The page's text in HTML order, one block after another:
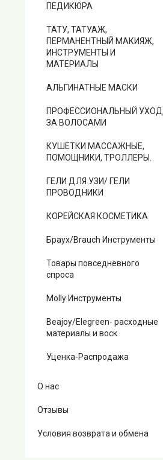
ПЕДИКЮРА
ТАТУ, ТАТУАЖ,
ПЕРМАНЕНТНЫЙ МАКИЯЖ,
ИНСТРУМЕНТЫ И
МАТЕРИАЛЫ
АЛЬГИНАТНЫЕ МАСКИ
ПРОФЕССИОНАЛЬНЫЙ УХОД
ЗА ВОЛОСАМИ
КУШЕТКИ МАССАЖНЫЕ,
ПОМОЩНИКИ, ТРОЛЛЕРЫ.
ГЕЛИ ДЛЯ УЗИ/ ГЕЛИ
ПРОВОДНИКИ
КОРЕЙСКАЯ КОСМЕТИКА
Браух/Brauch Инструменты
Товары повседневного
спроса
Molly Инструменты
Beajoy/Elegreen- расходные
материалы и воск
Уценка-Распродажа
О нас
Отзывы
Условия возврата и обмена